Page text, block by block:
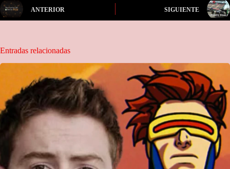
ANTERIOR SIGUIENTE
Entradas relacionadas